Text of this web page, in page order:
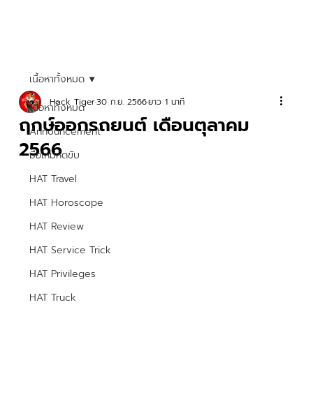
เนื้อหาทั้งหมด
Announcement
มือใหม่หัดขับ
HAT Travel
HAT Horoscope
HAT Review
HAT Service Trick
HAT Privileges
HAT Truck
เนื้อหาทั้งหมด
ฤกษ์ออกรถยนต์ เดือนตุลาคม
2566
Hock Tiger30 ก.ย. 2566ยาว 1 นาที